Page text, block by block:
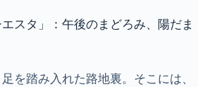
スタ」：午後のまどろみ、陽だま
を踏み入れた路地裏。そこには、